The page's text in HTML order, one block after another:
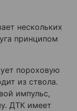
нескольких
принципом
пороховую
из ствола.
импульс,
ДТК имеет